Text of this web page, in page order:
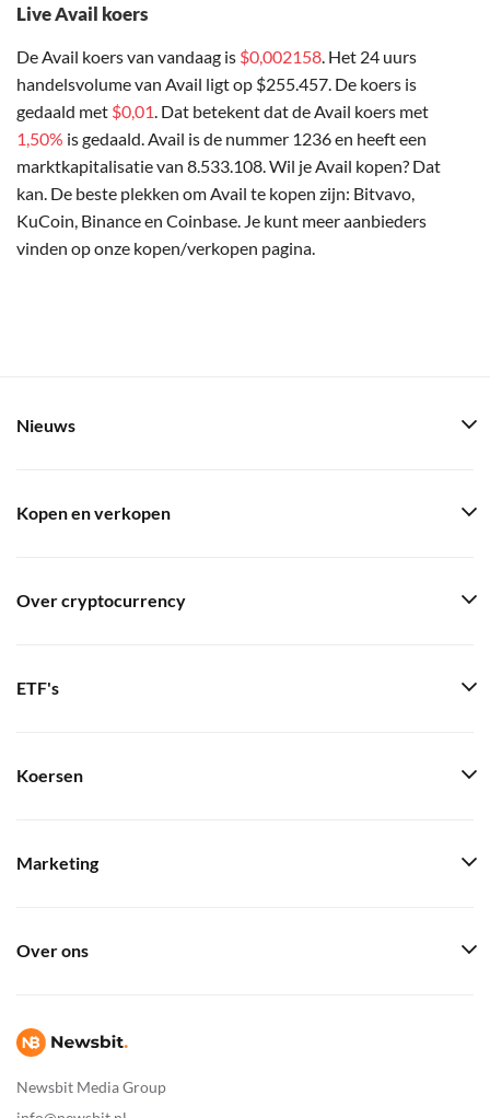
Live Avail koers
De Avail koers van vandaag is $0,002158. Het 24 uurs
handelsvolume van Avail ligt op $255.457. De koers is
gedaald met $0,01. Dat betekent dat de Avail koers met
1,50% is gedaald. Avail is de nummer 1236 en heeft een
marktkapitalisatie van 8.533.108. Wil je Avail kopen? Dat
kan. De beste plekken om Avail te kopen zijn: Bitvavo,
KuCoin, Binance en Coinbase. Je kunt meer aanbieders
vinden op onze kopen/verkopen pagina.
Newsbit Media Group
Nieuws
Kopen en verkopen
Over cryptocurrency
ETF's
Koersen
Marketing
Over ons